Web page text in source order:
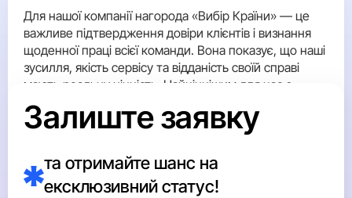
Для нашої компанії нагорода «Вибір Країни» — це
важливе підтвердження довіри клієнтів і визнання
щоденної праці всієї команди. Вона показує, що наші
зусилля, якість сервісу та відданість своїй справі
мають реальну цінність. Найціннішим для нас є
незалежне визнання досягнень компанії та
підтвердження того, що ми рухаємося у
правильному напрямку. Ця нагорода також є
важливим знаком лідерства, який ми можемо
демонструвати клієнтам, партнерам і команді.
Залиште заявку
та отримайте шанс на
ексклюзивний статус!